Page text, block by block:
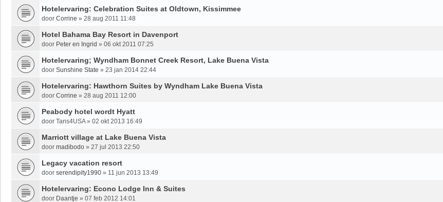
Hotelervaring: Celebration Suites at Oldtown, Kissimmee
door Corrine » 28 aug 2011 11:48
Hotel Bahama Bay Resort in Davenport
door Peter en Ingrid » 06 okt 2011 07:25
Hotelervaring; Wyndham Bonnet Creek Resort, Lake Buena Vista
door Sunshine State » 23 jan 2014 22:44
Hotelervaring: Hawthorn Suites by Wyndham Lake Buena Vista
door Corrine » 28 aug 2011 12:00
Peabody hotel wordt Hyatt
door Tans4USA» 02 okt 2013 16:49
Marriott village at Lake Buena Vista
door madibodo » 27 jul 2013 22:50
Legacy vacation resort
door serendipity1990 » 11 jun 2013 13:49
Hotelervaring: Econo Lodge Inn & Suites
door Daantje » 07 feb 2012 14:01